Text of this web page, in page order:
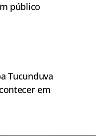
público
Tucunduva
em